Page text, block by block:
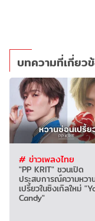
บทความที่เกี่ยว
# ข่าวเพลงไทย
"PP KRIT" ชวนเปิด
ประสบการณ์ความหวา
เปรี้ยวในซิงเกิลใหม่
Candy"